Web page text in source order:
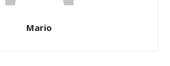
Mario